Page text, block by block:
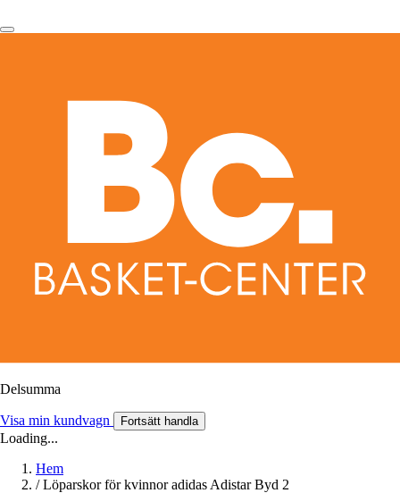
Delsumma
Visa min kundvagn Fortsätt handla
Loading...
Hem
/ Löparskor för kvinnor adidas Adistar Byd 2